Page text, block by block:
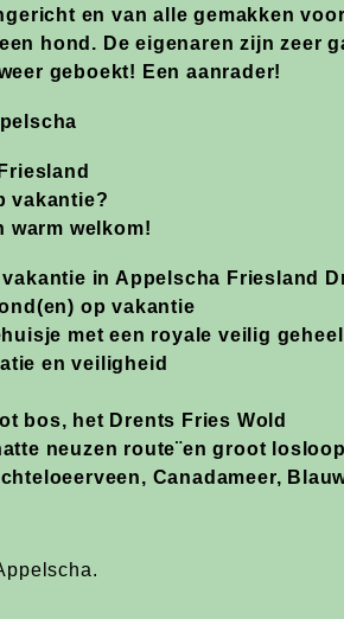
en van alle gemakken
hond. De eigenaren zijn zeer
geboekt! Een aanrader!
vakantie?
warm welkom!
in Appelscha Friesland
op vakantie
met een royale veilig
en veiligheid
bos, het Drents Fries Wold
neuzen route¨en groot
Canadameer,